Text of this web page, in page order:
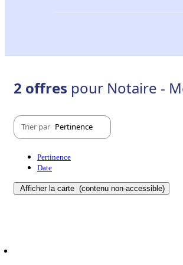
2 offres pour Notaire -
Trier par Pertinence
Pertinence
Date
Afficher la carte (contenu non-accessible)